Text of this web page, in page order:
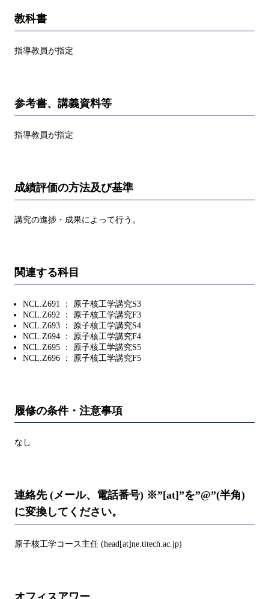
教科書
指導教員が指定
参考書、講義資料等
指導教員が指定
成績評価の方法及び基準
講究の進捗・成果によって行う。
関連する科目
NCL.Z691 ： 原子核工学講究S3
NCL.Z692 ： 原子核工学講究F3
NCL.Z693 ： 原子核工学講究S4
NCL.Z694 ： 原子核工学講究F4
NCL.Z695 ： 原子核工学講究S5
NCL.Z696 ： 原子核工学講究F5
履修の条件・注意事項
なし
連絡先 (メール、電話番号) ※”[at]”を”@”(半角)
に変換してください。
原子核工学コース主任 (head[at]ne.titech.ac.jp)
オフィスアワー